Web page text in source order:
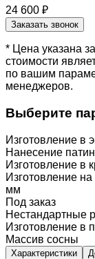
24 600 ₽
Заказать звонок
* Цена указана
стоимости
по вашим
менеджеров.
Выберите
Изготовление в
Нанесение
Изготовление в
Изготовление
мм
Под заказ
Нестандартные
Изготовление в
Массив сосны
Характеристики